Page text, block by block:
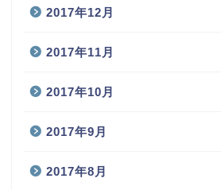
2017年12月
2017年11月
2017年10月
2017年9月
2017年8月